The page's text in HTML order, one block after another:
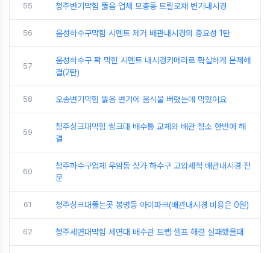
55 청주변기막힘 뚫음 업체 모충동 트릴로채 변기내시경
56 음성하수구막힘 시멘트 제거 배관내시경의 중요성 1탄
57
음성하수구 꽉 막힌 시멘트 내시경카메라로 확실하게 문제해
결(2탄)
58 오송변기막힘 뚫음 변기에 음식물 버렸는데 막혔어요
59
청주싱크대막힘 씽크대 배수통 교체와 배관 청소 한번에 해
결
60
청주하수구업체 우암동 상가 하수구 고압세척 배관내시경 전
문
61 청주싱크대뚫는곳 봉명동 아이파크(배관내시경 비용은 0원)
62 청주세면대막힘 세면대 배수관 트랩 셀프 해결 실패했을때